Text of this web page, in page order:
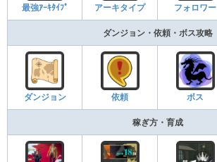
最強ｱｰｷﾀｲﾌﾟ アーキタイプ フォロワー
ダンジョン・依頼・ボス攻略
ダンジョン 依頼 ボス
稼ぎ方・育成